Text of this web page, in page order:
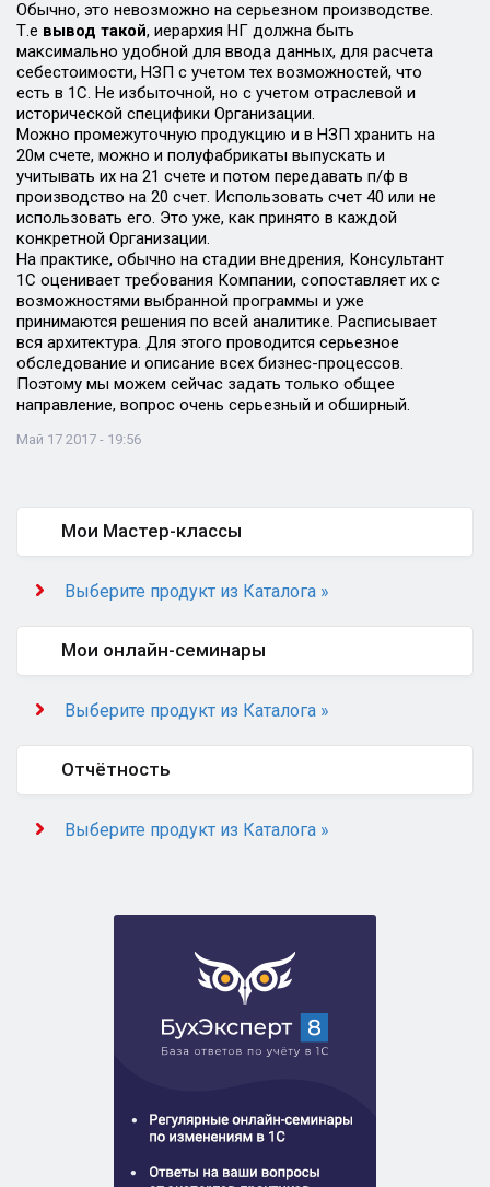
Обычно, это невозможно на серьезном производстве.
Т.е вывод такой, иерархия НГ должна быть
максимально удобной для ввода данных, для расчета
себестоимости, НЗП с учетом тех возможностей, что
есть в 1С. Не избыточной, но с учетом отраслевой и
исторической специфики Организации.
Можно промежуточную продукцию и в НЗП хранить на
20м счете, можно и полуфабрикаты выпускать и
учитывать их на 21 счете и потом передавать п/ф в
производство на 20 счет. Использовать счет 40 или не
использовать его. Это уже, как принято в каждой
конкретной Организации.
На практике, обычно на стадии внедрения, Консультант
1С оценивает требования Компании, сопоставляет их с
возможностями выбранной программы и уже
принимаются решения по всей аналитике. Расписывает
вся архитектура. Для этого проводится серьезное
обследование и описание всех бизнес-процессов.
Поэтому мы можем сейчас задать только общее
направление, вопрос очень серьезный и обширный.
Май 17 2017 - 19:56
Мои Мастер-классы
Выберите продукт из Каталога »
Мои онлайн-семинары
Выберите продукт из Каталога »
Отчётность
Выберите продукт из Каталога »